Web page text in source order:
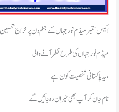
اکیس ستمبر میڈم نورجہاں کے جنم دن پر خراج تحسین
میڈم نورجہاں کی طرح نظرآنے والی
یہ پاکستانی شخصیت کون ہے،
نام جان کر آپ بھی حیران رہ جائیں گے